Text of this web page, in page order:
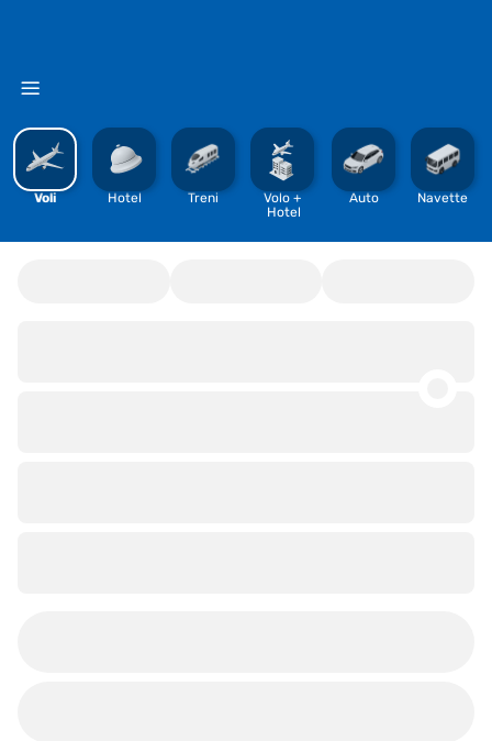
%
Voli Hotel Treni
Volo +
Hotel
Auto Navette